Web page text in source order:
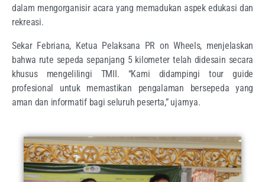
dalam mengorganisir acara yang memadukan aspek edukasi dan
rekreasi.
Sekar Febriana, Ketua Pelaksana PR on Wheels, menjelaskan
bahwa rute sepeda sepanjang 5 kilometer telah didesain secara
khusus mengelilingi TMII. “Kami didampingi tour guide
profesional untuk memastikan pengalaman bersepeda yang
aman dan informatif bagi seluruh peserta,” ujarnya.